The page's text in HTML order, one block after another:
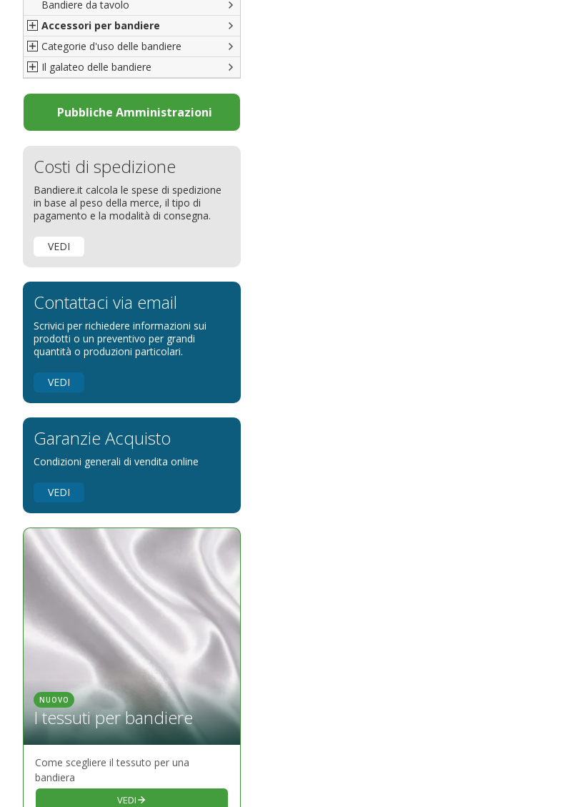
Americane
Britanniche
Resto del Mondo
Bandiere del CICAP - Think Deep
Bandiere di Orgoglio Bresciano
Organizzazioni internazionali
Diplomatiche
Bandiere Pubblicitarie
Natale e altre festività
Bandiere etniche e religiose
Bandiere da tavolo
Accessori per bandiere
Accessori per bandiere
Accessori per bandiere da tavolo
Categorie d'uso delle bandiere
Bandiere segnavento
Bandiere per sbandieratori
Bandiere per barche
Bandiere per hotel
Bandiere per eventi
Bandiere per biciclette
Bandiere per autosaloni
Bandiere Palio
Bandiere per enti pubblici
Bandiere per riserve naturali e parchi
Bandiere per musicisti
Bandiere per feste
pennoni per bandiere
Il galateo delle bandiere
La bandiera
Come disporre le bandiere
Dimensioni delle bandiere
Come piegare il tricolore
Pubbliche Amministrazioni
Costi di spedizione
Bandiere.it calcola le spese di spedizione
in base al peso della merce, il tipo di
pagamento e la modalità di consegna.
VEDI
Contattaci via email
Scrivici per richiedere informazioni sui
prodotti o un preventivo per grandi
quantità o produzioni particolari.
VEDI
Garanzie Acquisto
Condizioni generali di vendita online
VEDI
NUOVO
I tessuti per bandiere
Come scegliere il tessuto per una
bandiera
VEDI